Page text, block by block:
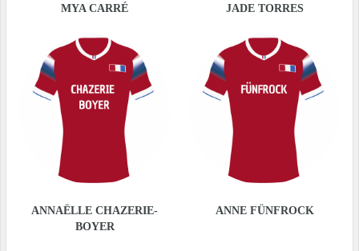
MYA CARRÉ JADE TORRES
ANNAËLLE CHAZERIE-
BOYER
ANNE FÜNFROCK